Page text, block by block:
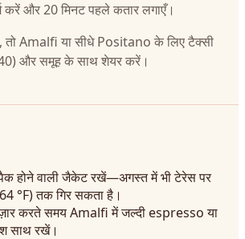
करें और 20 मिनट पहले कतार लगाएँ।
Amalfi या सीधे Positano के लिए टैक्सी
और समूह के साथ शेयर करें।
पैक होने वाली जैकेट रखें—अगस्त में भी टेरेस पर
°F) तक गिर सकता है।
करते समय Amalfi में जल्दी espresso या
साथ रखें।